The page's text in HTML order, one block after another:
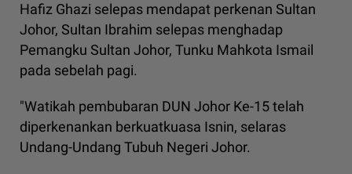
Hafiz Ghazi selepas mendapat perkenan Sultan
Johor, Sultan Ibrahim selepas menghadap
Pemangku Sultan Johor, Tunku Mahkota Ismail
pada sebelah pagi.
"Watikah pembubaran DUN Johor Ke-15 telah
diperkenankan berkuatkuasa Isnin, selaras
Undang-Undang Tubuh Negeri Johor.